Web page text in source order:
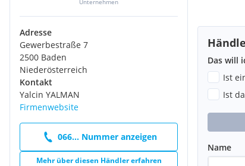
Adresse
Gewerbestraße 7
2500 Baden
Niederösterreich
Kontakt
Yalcin YALMAN
Firmenwebsite
066... Nummer anzeigen
Mehr über diesen Händler erfahren
Das will
Ist
Ist
Name